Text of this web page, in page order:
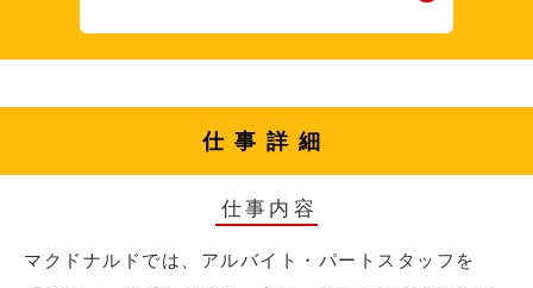
仕事詳細
仕事内容
マクドナルドでは、アルバイト・パートスタッフを